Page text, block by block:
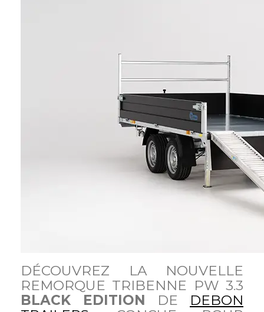
DÉCOUVREZ LA NOUVELLE
REMORQUE TRIBENNE PW 3.3
BLACK EDITION DE
DEBON